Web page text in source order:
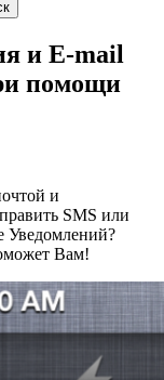
и E-mail
помощи
и
SMS или
Уведомлений?
Вам!